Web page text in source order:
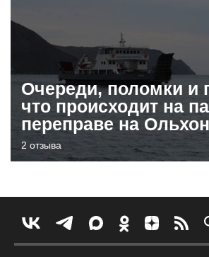
Очереди, поломки и
что происходит на
переправе на Ольхон
2 отзыва